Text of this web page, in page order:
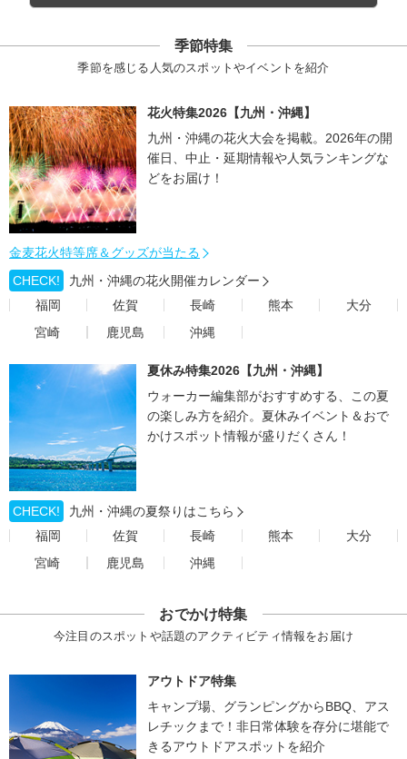
季節特集
季節を感じる人気のスポットやイベントを紹介
花火特集2026【九州・沖縄】
九州・沖縄の花火大会を掲載。2026年の開
催日、中止・延期情報や人気ランキングな
どをお届け！
金麦花火特等席＆グッズが当たる
CHECK!
九州・沖縄の花火開催カレンダー
福岡
佐賀 長崎 熊本
大分
宮崎
鹿児島 沖縄
夏休み特集2026【九州・沖縄】
ウォーカー編集部がおすすめする、この夏
の楽しみ方を紹介。夏休みイベント＆おで
かけスポット情報が盛りだくさん！
CHECK!
九州・沖縄の夏祭りはこちら
福岡
佐賀 長崎 熊本
大分
宮崎
鹿児島 沖縄
おでかけ特集
今注目のスポットや話題のアクティビティ情報をお届け
アウトドア特集
キャンプ場、グランピングからBBQ、アス
レチックまで！非日常体験を存分に堪能で
きるアウトドアスポットを紹介